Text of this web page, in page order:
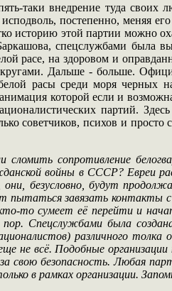
таки внедрение туда своих
постепенно, меняя
этой партии можно
спецслужбами была
расе, на здоровом и
Дальше - больше.
расы среди моря черных
которой если и
партий.
советчиков, психов и просто
сопротивление
войны в СССР? Евреи
безусловно, будут
пытаться завязать контакты
то сумеет её перейти и
Спецслужбами была
различного
не всё. Подобные организации
безопасность. Любая
в рамках организации.